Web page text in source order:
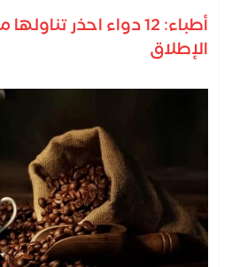
أطباء: 12 دواء احذر
الإطلاق